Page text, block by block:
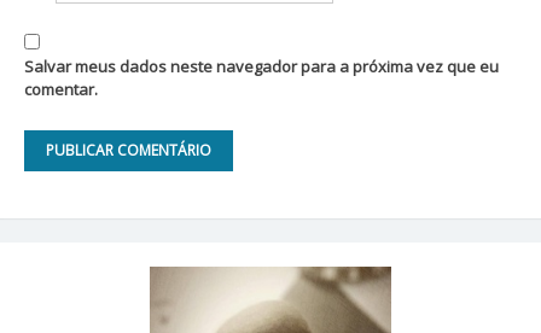
Salvar meus dados neste navegador para a próxima vez que eu
comentar.